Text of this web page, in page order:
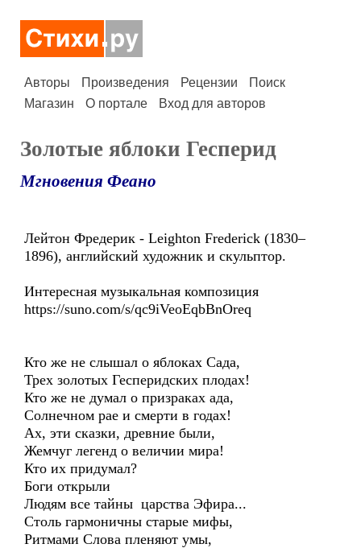
Авторы Произведения Рецензии
Поиск
Магазин
О портале Вход для авторов
Золотые яблоки Гесперид
Мгновения Феано
Лейтон Фредерик - Leighton Frederick (1830–
1896), английский художник и скульптор.
Интересная музыкальная композиция
https://suno.com/s/qc9iVeoEqbBnOreq
Кто же не слышал о яблоках Сада,
Трех золотых Гесперидских плодах!
Кто же не думал о призраках ада,
Солнечном рае и смерти в годах!
Ах, эти сказки, древние были,
Жемчуг легенд о величии мира!
Кто их придумал?
Боги открыли
Людям все тайны царства Эфира...
Столь гармоничны старые мифы,
Ритмами Слова пленяют умы,